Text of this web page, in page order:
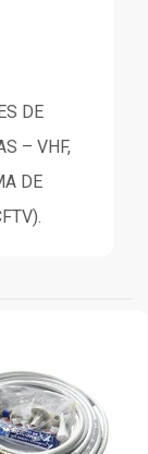
DE
– VHF,
DE